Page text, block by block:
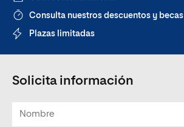
Consulta nuestros descuentos y becas
Plazas limitadas
Solicita información